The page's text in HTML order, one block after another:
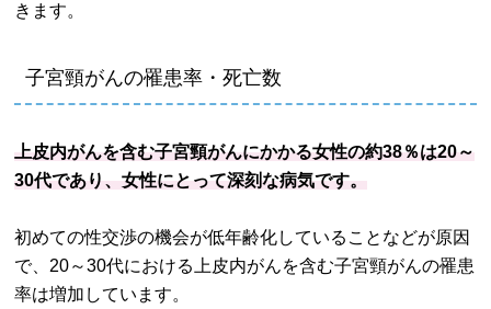
きます。
子宮頸がんの罹患率・死亡数
上皮内がんを含む子宮頸がんにかかる女性の約38％は20～
30代であり、女性にとって深刻な病気です。
初めての性交渉の機会が低年齢化していることなどが原因
で、20～30代における上皮内がんを含む子宮頸がんの罹患
率は増加しています。